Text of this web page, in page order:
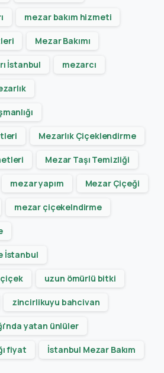
mezar bakım hizmeti
Mezar Bakımı
İstanbul mezarcı
Mezarlık Çiçeklendirme
Mezar Taşı Temizliği
mezar yapım Mezar Çiçeği
mezar çiçekelndirme
İstanbul
çiçek uzun ömürlü bitki
zincirlikuyu bahcivan
yatan ünlüler
fiyat İstanbul Mezar Bakım